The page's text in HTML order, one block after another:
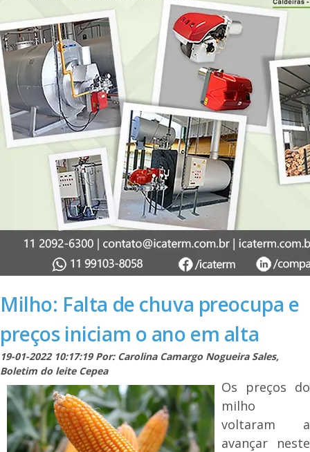
Milho: Falta de chuva preocupa e
preços iniciam o ano em alta
19-01-2022 10:17:19 Por: Carolina Camargo Nogueira Sales,
Boletim do leite Cepea
Os preços do
milho
voltaram a
avançar neste